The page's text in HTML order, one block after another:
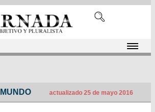
MUNDO actualizado 25 de mayo 2016